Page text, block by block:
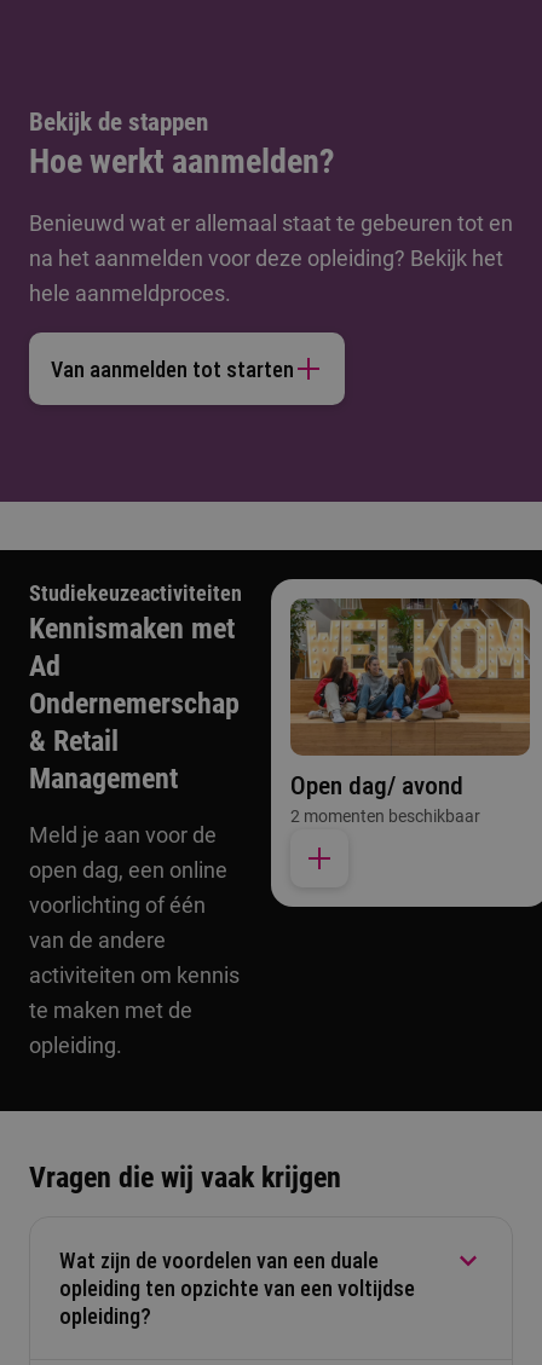
Bekijk de stappen
Hoe werkt aanmelden?
Benieuwd wat er allemaal staat te gebeuren tot en
na het aanmelden voor deze opleiding? Bekijk het
hele aanmeldproces.
Van aanmelden tot starten
Studiekeuzeactiviteiten
Kennismaken met
Ad
Ondernemerschap
& Retail
Management
Meld je aan voor de
open dag, een online
voorlichting of één
van de andere
activiteiten om kennis
te maken met de
opleiding.
Open dag/ avond
2 momenten beschikbaar
Vragen die wij vaak krijgen
Wat zijn de voordelen van een duale
opleiding ten opzichte van een voltijdse
opleiding?